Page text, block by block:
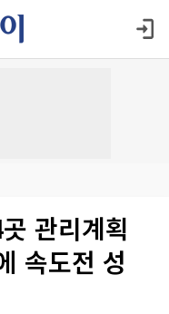
관리계획
속도전 성